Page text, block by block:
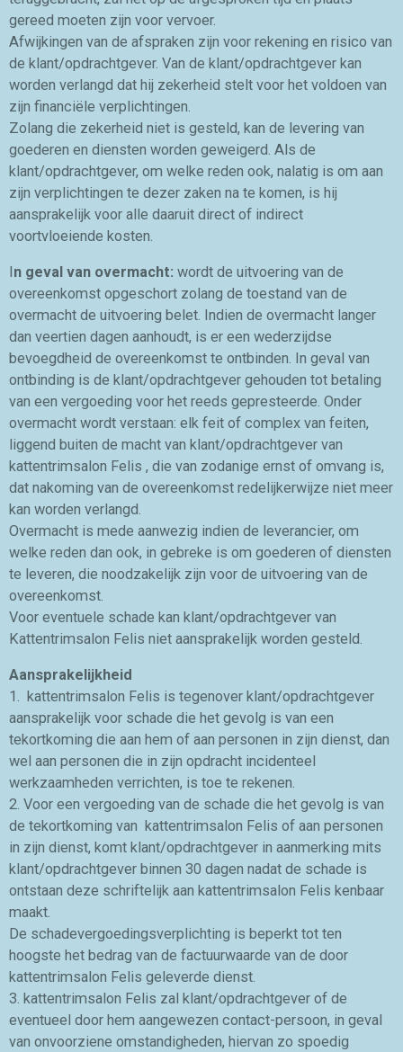
gereed moeten zijn voor vervoer.
Afwijkingen van de afspraken zijn voor rekening en risico van
de klant/opdrachtgever. Van de klant/opdrachtgever kan
worden verlangd dat hij zekerheid stelt voor het voldoen van
zijn financiële verplichtingen.
Zolang die zekerheid niet is gesteld, kan de levering van
goederen en diensten worden geweigerd. Als de
klant/opdrachtgever, om welke reden ook, nalatig is om aan
zijn verplichtingen te dezer zaken na te komen, is hij
aansprakelijk voor alle daaruit direct of indirect
voortvloeiende kosten.
In geval van overmacht: wordt de uitvoering van de
overeenkomst opgeschort zolang de toestand van de
overmacht de uitvoering belet. Indien de overmacht langer
dan veertien dagen aanhoudt, is er een wederzijdse
bevoegdheid de overeenkomst te ontbinden. In geval van
ontbinding is de klant/opdrachtgever gehouden tot betaling
van een vergoeding voor het reeds gepresteerde. Onder
overmacht wordt verstaan: elk feit of complex van feiten,
liggend buiten de macht van klant/opdrachtgever van
kattentrimsalon Felis , die van zodanige ernst of omvang is,
dat nakoming van de overeenkomst redelijkerwijze niet meer
kan worden verlangd.
Overmacht is mede aanwezig indien de leverancier, om
welke reden dan ook, in gebreke is om goederen of diensten
te leveren, die noodzakelijk zijn voor de uitvoering van de
overeenkomst.
Voor eventuele schade kan klant/opdrachtgever van
Kattentrimsalon Felis niet aansprakelijk worden gesteld.
Aansprakelijkheid
1. kattentrimsalon Felis is tegenover klant/opdrachtgever
aansprakelijk voor schade die het gevolg is van een
tekortkoming die aan hem of aan personen in zijn dienst, dan
wel aan personen die in zijn opdracht incidenteel
werkzaamheden verrichten, is toe te rekenen.
2. Voor een vergoeding van de schade die het gevolg is van
de tekortkoming van kattentrimsalon Felis of aan personen
in zijn dienst, komt klant/opdrachtgever in aanmerking mits
klant/opdrachtgever binnen 30 dagen nadat de schade is
ontstaan deze schriftelijk aan kattentrimsalon Felis kenbaar
maakt.
De schadevergoedingsverplichting is beperkt tot ten
hoogste het bedrag van de factuurwaarde van de door
kattentrimsalon Felis geleverde dienst.
3. kattentrimsalon Felis zal klant/opdrachtgever of de
eventueel door hem aangewezen contact-persoon, in geval
van onvoorziene omstandigheden, hiervan zo spoedig